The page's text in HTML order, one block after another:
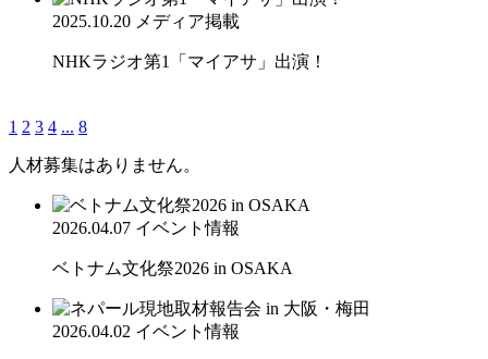
2025.10.20 メディア掲載
NHKラジオ第1「マイアサ」出演！
1 2 3 4 ... 8
人材募集はありません。
2026.04.07 イベント情報
ベトナム文化祭2026 in OSAKA
2026.04.02 イベント情報